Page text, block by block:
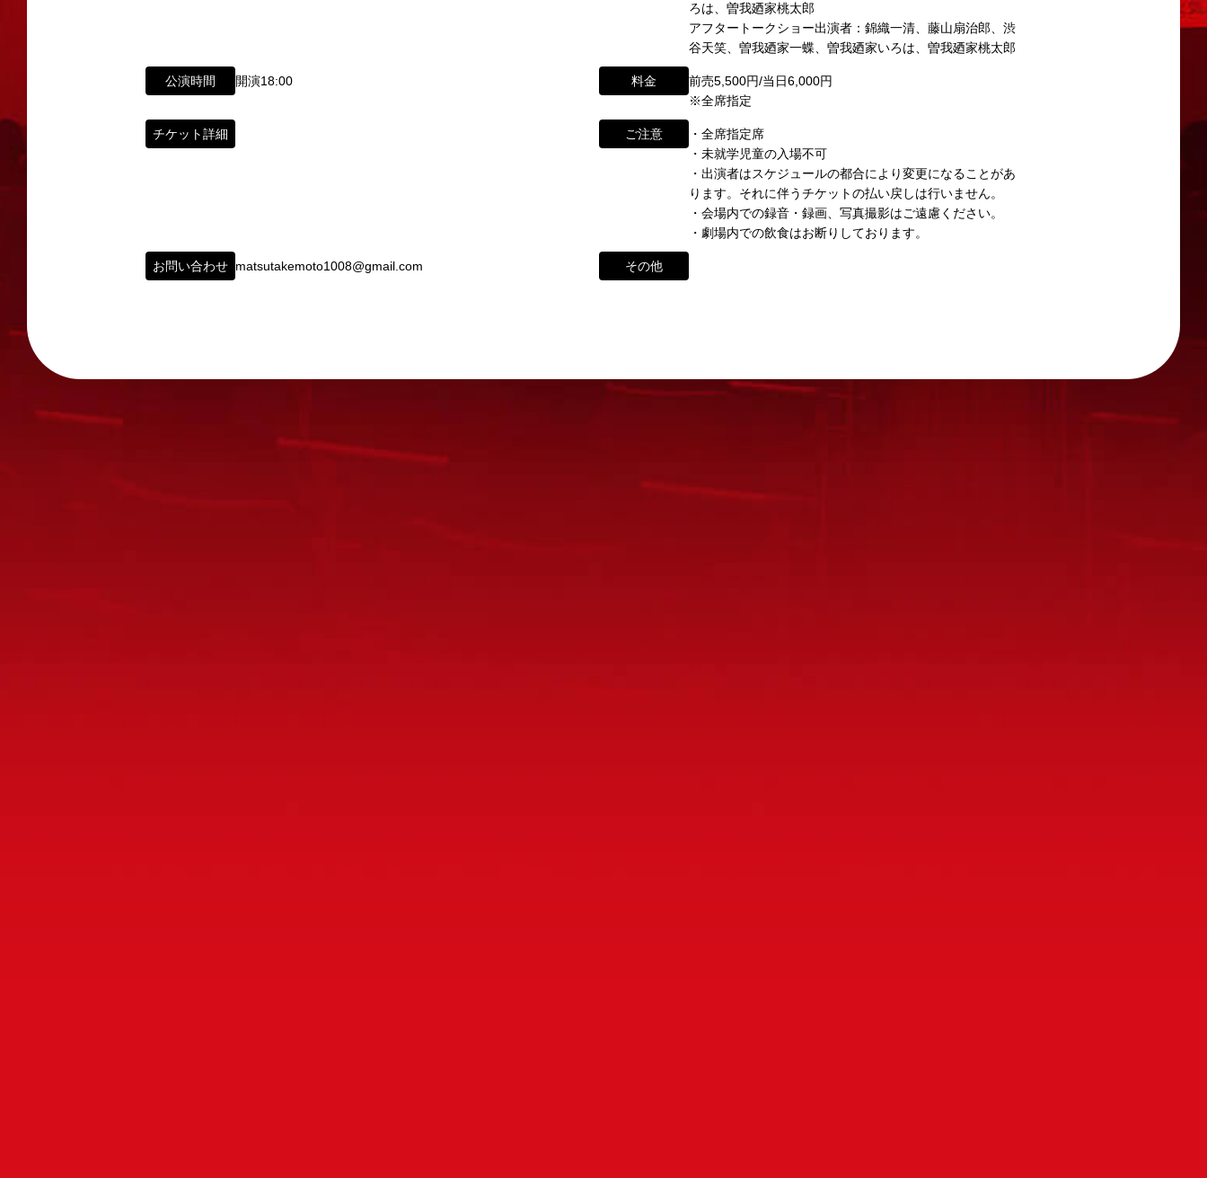
ろは、曽我廼家桃太郎
アフタートークショー出演者：錦織一清、藤山扇治郎、渋
谷天笑、曽我廼家一蝶、曽我廼家いろは、曽我廼家桃太郎
公演時間 開演18:00 料金
前売5,500円/当日6,000円
※全席指定
チケット詳細 ご注意
・全席指定席
・未就学児童の入場不可
・出演者はスケジュールの都合により変更になることがあ
ります。それに伴うチケットの払い戻しは行いません。
・会場内での録音・録画、写真撮影はご遠慮ください。
・劇場内での飲食はお断りしております。
お問い合わせ matsutakemoto1008@gmail.com その他
心斎橋角座トップ
公演情報
お問い合わせ
「五つ櫓」若しくは「道頓堀五座」と呼ばれ、
1960年～70年代には、上方演芸の殿堂として栄えました。
その後、「角座」の名称は、松竹(株)の直営映画館(大阪市中央区)や
弊社直営の劇場「B1角座」(大阪市中央区)に引き継がれていましたが、
この由緒ある名称を、日本のエンタテインメントの中心である東京・大阪で復活させ、 新たな歴史をスタートさせたいと考えております。
この劇場から、日本を代表するエンタテインナーが続々と輩出され、文化の発展に寄与できるものと考えております。
イベント出演依頼のお問い合わせ
イベント出演依頼メール送信フォーム
https://www.shochikugeino.co.jp/event/form/
ホームページに関するご意見・ご感想（※）